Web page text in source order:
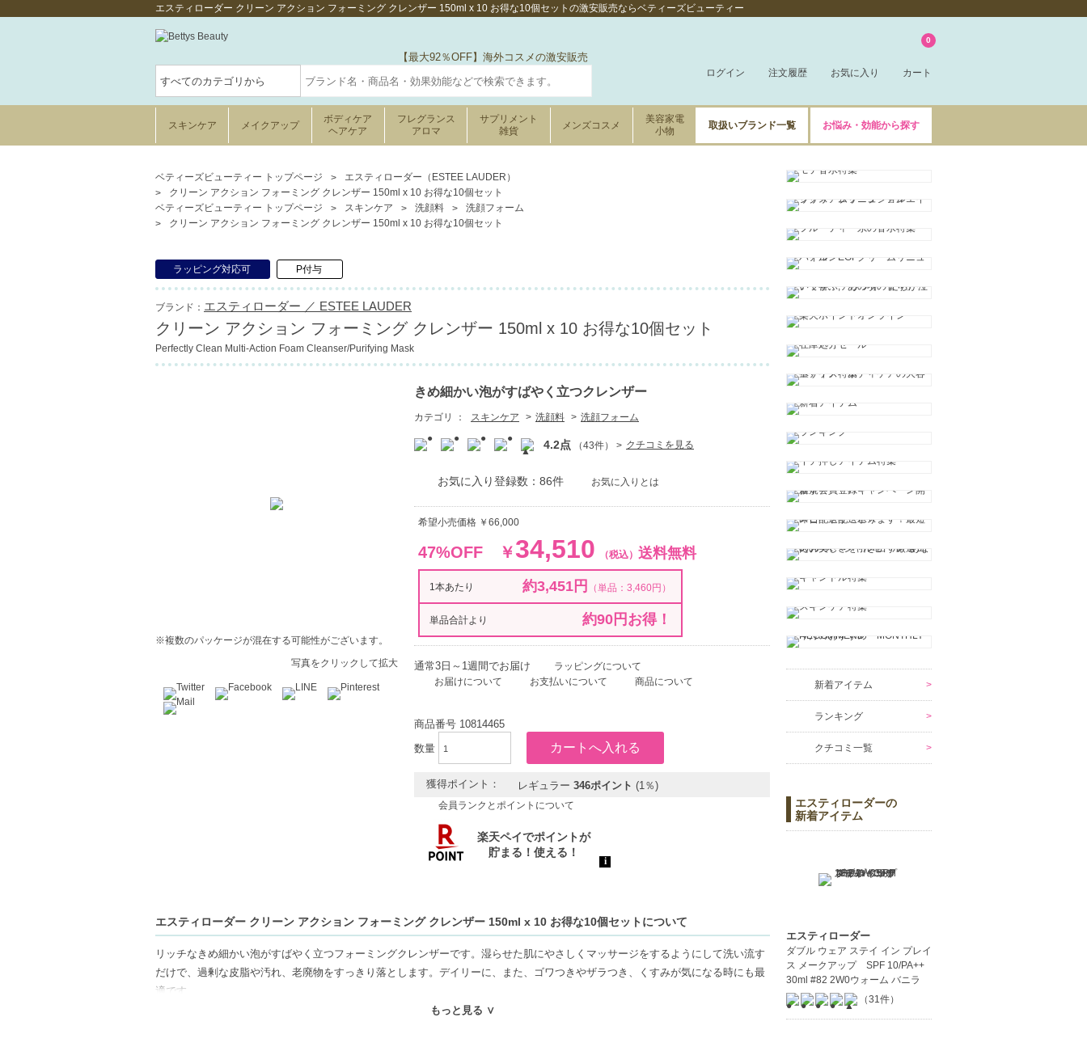
エスティローダー クリーン アクション フォーミング クレンザー 150ml x 10 お得な10個セットの激安販売ならベティーズビューティー
【最大92％OFF】海外コスメの激安販売
ログイン 注文履歴 お気に入り カート
0
スキンケア メイクアップ
ボディケア
ヘアケア
フレグランス
アロマ
サプリメント
雑貨
メンズコスメ
美容家電
小物
取扱いブランド一覧 お悩み・効能から探す
ベティーズビューティー トップページ
エスティローダー（ESTEE LAUDER）
クリーン アクション フォーミング クレンザー 150ml x 10 お得な10個セット
ベティーズビューティー トップページ
スキンケア 洗顔料
洗顔フォーム
クリーン アクション フォーミング クレンザー 150ml x 10 お得な10個セット
ラッピング対応可 P付与
ブランド： エスティローダー ／ ESTEE LAUDER
クリーン アクション フォーミング クレンザー 150ml x 10 お得な10個セット
Perfectly Clean Multi-Action Foam Cleanser/Purifying Mask
※複数のパッケージが混在する可能性がございます。
写真をクリックして拡大
きめ細かい泡がすばやく立つクレンザー
カテゴリ ： スキンケア 洗顔料 洗顔フォーム
4.2点 （43件） クチコミを見る
お気に入り登録数：86件 お気に入りとは
希望小売価格 ￥66,000
47%OFF ￥34,510 （税込） 送料無料
1本あたり 約3,451円 （単品：3,460円）
単品合計より 約90円お得！
通常3日～1週間でお届け
ラッピングについて
お届けについて
お支払いについて 商品について
商品番号 10814465
数量
獲得ポイント： レギュラー 346ポイント (1％)
会員ランクとポイントについて
エスティローダー クリーン アクション フォーミング クレンザー 150ml x 10 お得な10個セットについて
リッチなきめ細かい泡がすばやく立つフォーミングクレンザーです。湿らせた肌にやさしくマッサージをするようにして洗い流す
だけで、過剰な皮脂や汚れ、老廃物をすっきり落とします。デイリーに、また、ゴワつきやザラつき、くすみが気になる時にも最
適です。
もっと見る ∨
新着アイテム
ランキング
クチコミ一覧
エスティローダーの
新着アイテム
エスティローダー
ダブル ウェア ステイ イン プレイ
ス メークアップ SPF 10/PA++
30ml #82 2W0ウォーム バニラ
（31件）